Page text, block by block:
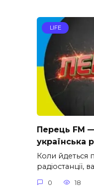
LIFE
Перець FM
українська
Коли йдеться
радіостанції,
0 18